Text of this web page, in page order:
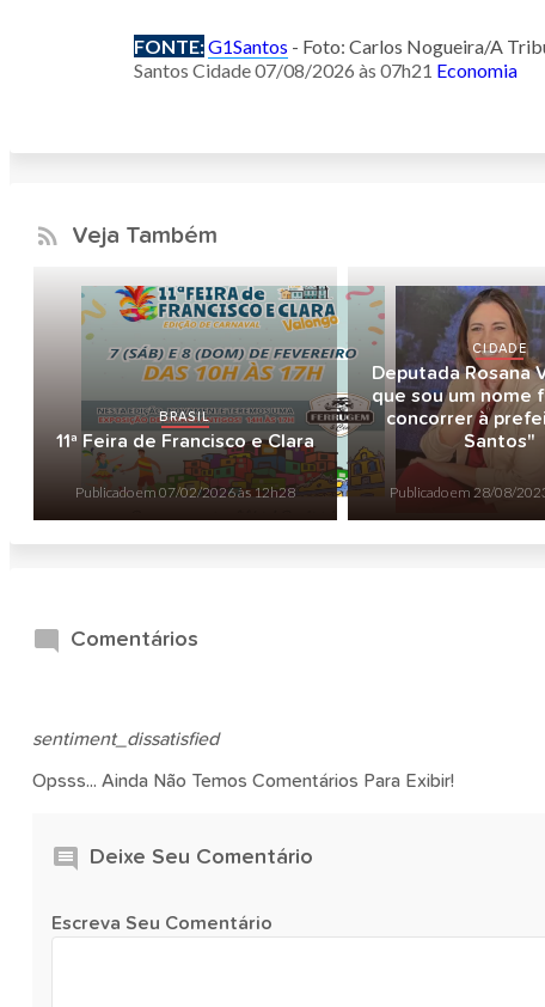
FONTE:G1Santos - Foto: Carlos Nogueira/A
Santos Cidade07/08/2026 às 07h21 Economia
Veja Também
BRASIL
11ª Feira de Francisco e Clara
Publicado em 07/02/2026 às 12h28
CIDADE
Deputada Rosana
que sou um nome
concorrer à
Santos"
Publicado em 28/08/
Comentários
sentiment_dissatisfied
Opsss... Ainda Não Temos Comentários Para Exibir!
Deixe Seu Comentário
Escreva Seu Comentário